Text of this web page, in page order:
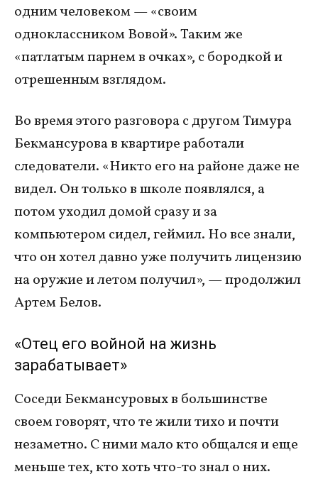
одним человеком — «своим
одноклассником Вовой». Таким же
«патлатым парнем в очках», с бородкой и
отрешенным взглядом.
Во время этого разговора с другом Тимура
Бекмансурова в квартире работали
следователи. «Никто его на районе даже не
видел. Он только в школе появлялся, а
потом уходил домой сразу и за
компьютером сидел, геймил. Но все знали,
что он хотел давно уже получить лицензию
на оружие и летом получил», — продолжил
Артем Белов.
«Отец его войной на жизнь
зарабатывает»
Соседи Бекмансуровых в большинстве
своем говорят, что те жили тихо и почти
незаметно. С ними мало кто общался и еще
меньше тех, кто хоть что-то знал о них.